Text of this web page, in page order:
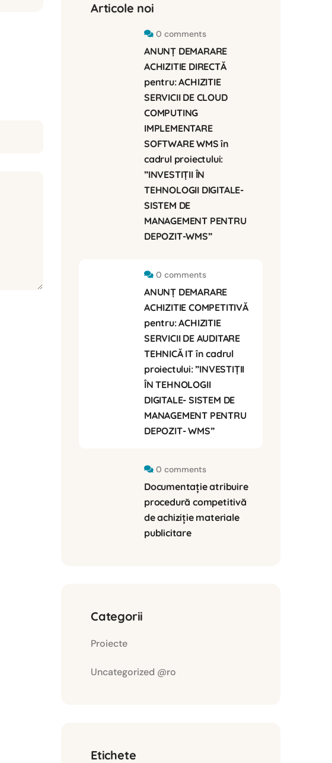
Articole noi
0 comments
ANUNȚ DEMARARE
ACHIZITIE DIRECTĂ
pentru: ACHIZITIE
SERVICII DE CLOUD
COMPUTING
IMPLEMENTARE
SOFTWARE WMS în
cadrul proiectului:
”INVESTIȚII ÎN
TEHNOLOGII DIGITALE-
SISTEM DE
MANAGEMENT PENTRU
DEPOZIT-WMS”
0 comments
ANUNȚ DEMARARE
ACHIZITIE COMPETITIVĂ
pentru: ACHIZITIE
SERVICII DE AUDITARE
TEHNICĂ IT în cadrul
proiectului: ”INVESTIȚII
ÎN TEHNOLOGII
DIGITALE- SISTEM DE
MANAGEMENT PENTRU
DEPOZIT- WMS”
0 comments
Documentație atribuire
procedură competitivă
de achiziție materiale
publicitare
Categorii
Proiecte
Uncategorized @ro
Etichete